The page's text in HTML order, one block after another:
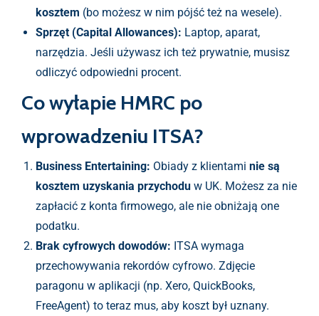
kosztem (bo możesz w nim pójść też na wesele).
Sprzęt (Capital Allowances): Laptop, aparat,
narzędzia. Jeśli używasz ich też prywatnie, musisz
odliczyć odpowiedni procent.
Co wyłapie HMRC po
wprowadzeniu ITSA?
Business Entertaining: Obiady z klientami nie są
kosztem uzyskania przychodu w UK. Możesz za nie
zapłacić z konta firmowego, ale nie obniżają one
podatku.
Brak cyfrowych dowodów: ITSA wymaga
przechowywania rekordów cyfrowo. Zdjęcie
paragonu w aplikacji (np. Xero, QuickBooks,
FreeAgent) to teraz mus, aby koszt był uznany.